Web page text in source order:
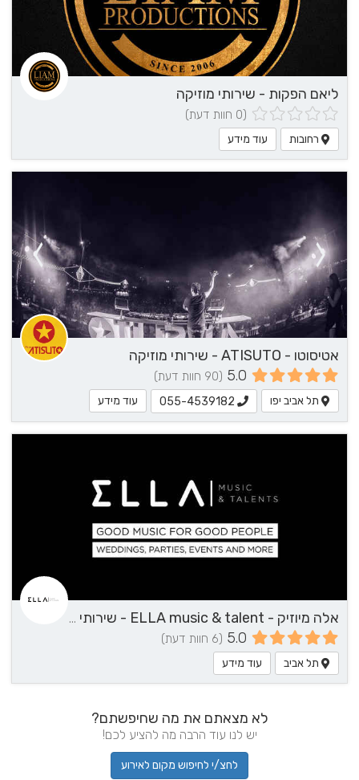
ליאם הפקות - שירותי מוזיקה
(0 חוות דעת)
רחובות עוד מידע
אטיסוטו - ATISUTO - שירותי מוזיקה
5.0 (90 חוות דעת)
תל אביב יפו 055-4539182 עוד מידע
אלה מיוזיק - ELLA music & talent - שירותי מוזיקה
5.0 (6 חוות דעת)
תל אביב עוד מידע
לא מצאתם את מה שחיפשתם?
יש לנו עוד הרבה מה להציע לכם!
לחצ/י לחיפוש מקום לאירוע